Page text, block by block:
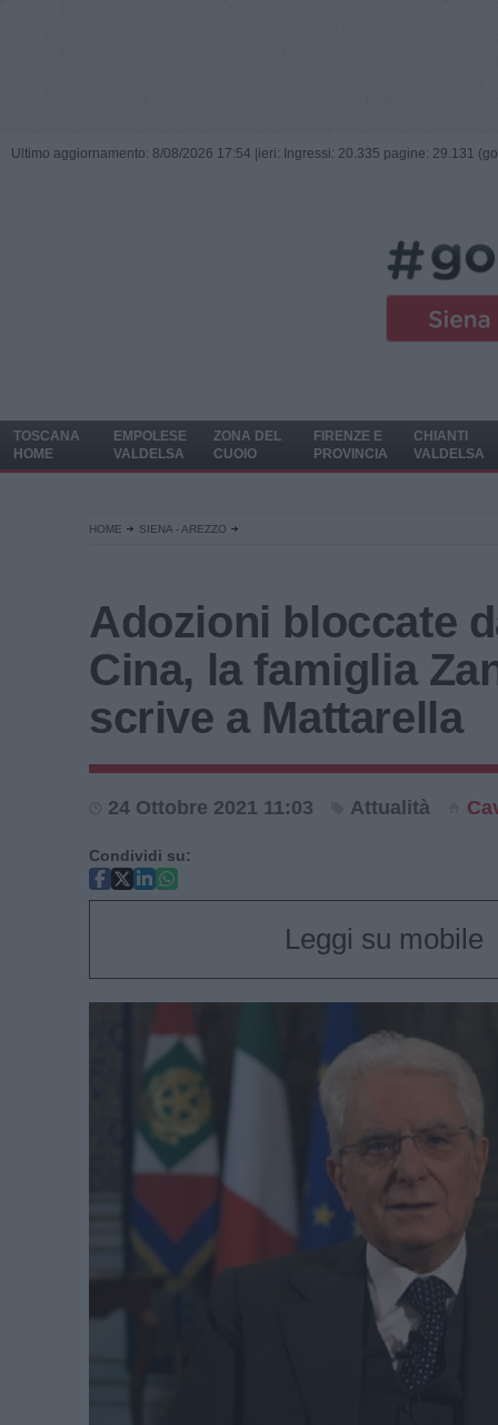
Ultimo aggiornamento: 8/08/2026 17:54 | ieri: Ingressi: 20.335 pagine: 29.131
TOSCANA
HOME
EMPOLESE
VALDELSA
ZONA DEL
CUOIO
FIRENZE E
PROVINCIA
CHIANTI
VALDELSA
HOME SIENA - AREZZO
Adozioni bloccate
Cina, la famiglia
scrive a Mattarella
24 Ottobre 2021 11:03 Attualità
Condividi su:
Leggi su mobile